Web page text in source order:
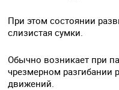
При этом состоянии
слизистая сумки.
Обычно возникает при
чрезмерном разгибании
движений.